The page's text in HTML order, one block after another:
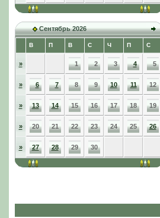
Сентябрь 2026
В П В С Ч П С
» 1 2 3 4 5
» 6 7 8 9 10 11 12
» 13 14 15 16 17 18 19
» 20 21 22 23 24 25 26
» 27 28 29 30